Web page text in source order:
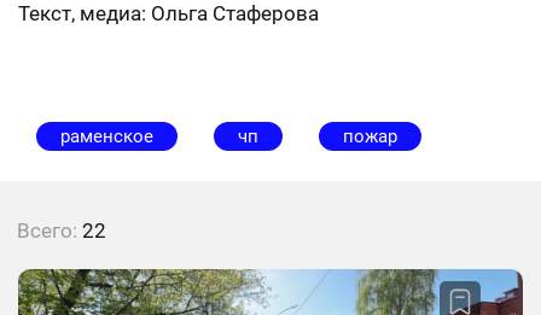
Текст, медиа: Ольга Стаферова
раменское чп пожар
Всего: 22